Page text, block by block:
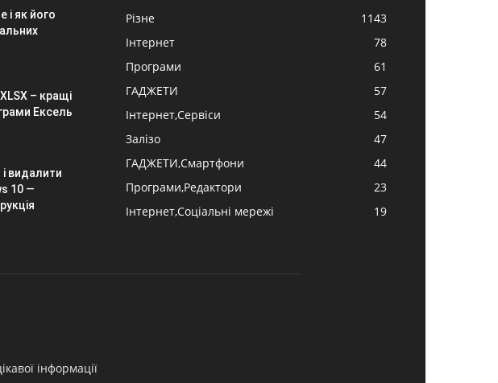
і як його
– кращі
Ексель
видалити
10 —
Різне
1143
Інтернет
78
Програми
61
ГАДЖЕТИ
57
Інтернет,Сервіси
54
Залізо
47
ГАДЖЕТИ,Смартфони
44
Програми,Редактори
23
Інтернет,Соціальні мережі
19
інформації